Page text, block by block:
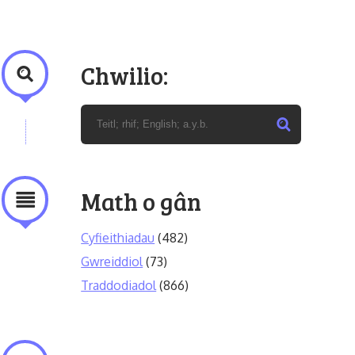
Chwilio:
Math o gân
Cyfieithiadau (482)
Gwreiddiol (73)
Traddodiadol (866)